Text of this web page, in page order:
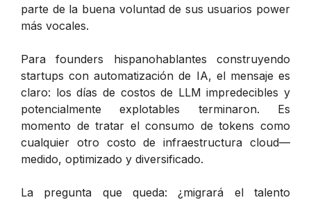
parte de la buena voluntad de sus usuarios power
más vocales.
Para founders hispanohablantes construyendo
startups con automatización de IA, el mensaje es
claro: los días de costos de LLM impredecibles y
potencialmente explotables terminaron. Es
momento de tratar el consumo de tokens como
cualquier otro costo de infraestructura cloud—
medido, optimizado y diversificado.
La pregunta que queda: ¿migrará el talento